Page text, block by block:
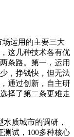
场运用的主要三大
这几种技术各有优
条路。第一，运用
，挣钱快，但无法
通过创新，自主研
择了第二条更难走
质城市的调研，
测试，100多种核心